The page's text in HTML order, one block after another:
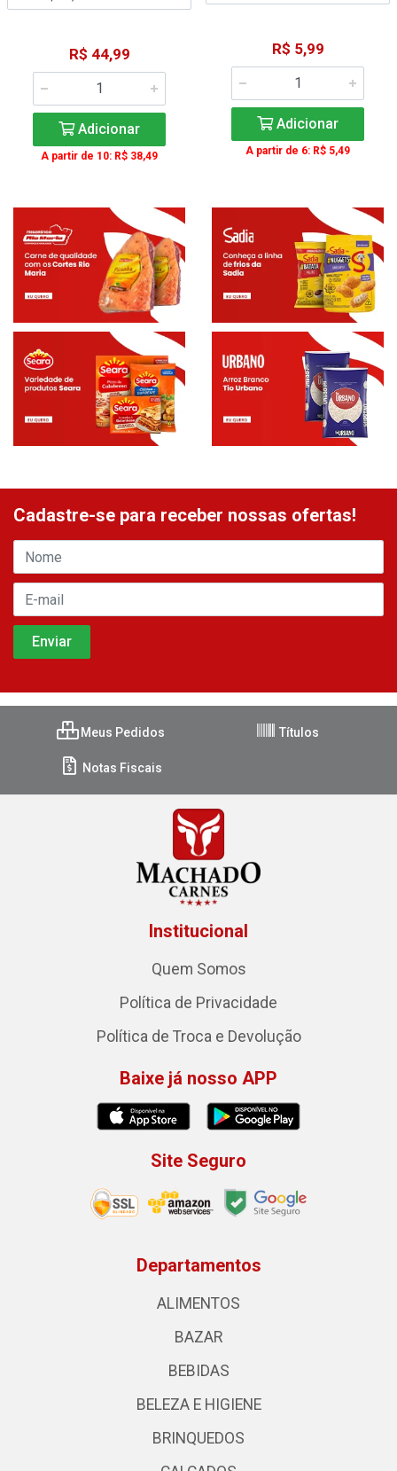
R$ 44,99
Adicionar
A partir de 10: R$ 38,49
R$ 5,99
Adicionar
A partir de 6: R$ 5,49
Cadastre-se para receber nossas ofertas!
Meus Pedidos Títulos
Notas Fiscais
Institucional
Quem Somos
Política de Privacidade
Política de Troca e Devolução
Baixe já nosso APP
Site Seguro
Departamentos
ALIMENTOS
BAZAR
BEBIDAS
BELEZA E HIGIENE
BRINQUEDOS